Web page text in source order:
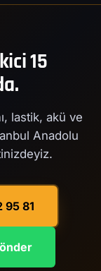
15
lastik, akü ve
Anadolu
95 81